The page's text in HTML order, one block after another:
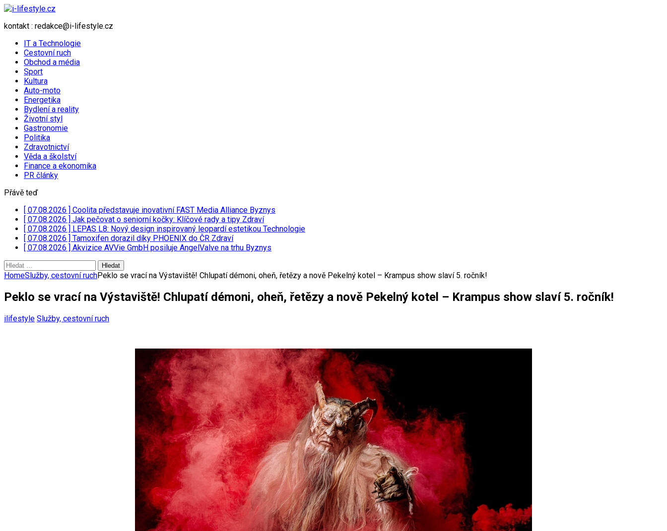
kontakt : redakce@i-lifestyle.cz
IT a Technologie
Cestovní ruch
Obchod a média
Sport
Kultura
Auto-moto
Energetika
Bydlení a reality
Životní styl
Gastronomie
Politika
Zdravotnictví
Věda a školství
Finance a ekonomika
PR články
Přávě teď
[ 07.08.2026 ] Coolita představuje inovativní FAST Media Alliance Byznys
[ 07.08.2026 ] Jak pečovat o seniorní kočky: Klíčové rady a tipy Zdraví
[ 07.08.2026 ] LEPAS L8: Nový design inspirovaný leopardí estetikou Technologie
[ 07.08.2026 ] Tamoxifen dorazil díky PHOENIX do ČR Zdraví
[ 07.08.2026 ] Akvizice AVVie GmbH posiluje AngelValve na trhu Byznys
Vyhledávání
HomeSlužby, cestovní ruchPeklo se vrací na Výstaviště! Chlupatí démoni, oheň, řetězy a nově Pekelný kotel – Krampus show slaví 5. ročník!
Peklo se vrací na Výstaviště! Chlupatí démoni, oheň, řetězy a nově Pekelný kotel – Krampus show slaví 5. ročník!
ilifestyle Služby, cestovní ruch